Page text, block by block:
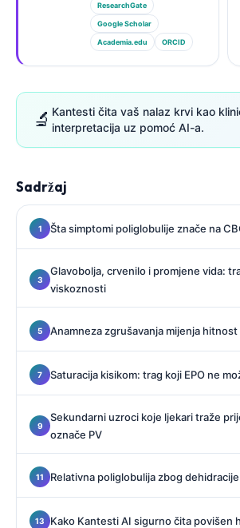
ResearchGate
Google Scholar
Academia.edu ORCID
🔬 Kantesti čita vaš nalaz krvi kao
interpretacija uz pomoć AI-a.
Sadržaj
Šta simptomi poliglobulije znače na
Glavobolja, crvenilo i promjene vida:
viskoznosti
Anamneza zgrušavanja mijenja hitnost
Saturacija kisikom: trag koji EPO ne
Sekundarni uzroci koje ljekari traže
označe PV
Relativna poliglobulija zbog
Kako Kantesti AI sigurno čita povišen